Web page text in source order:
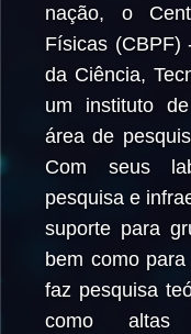
nação, o
Físicas (CBPF)
da Ciência,
um instituto
área de
Com seus
pesquisa e
suporte para
bem como
faz pesquisa
como altas